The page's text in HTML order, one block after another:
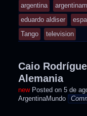
argentina
eduardo aldiser
Tango
television
Caio
Alemania
Posted on 5 de
ArgentinaMundo